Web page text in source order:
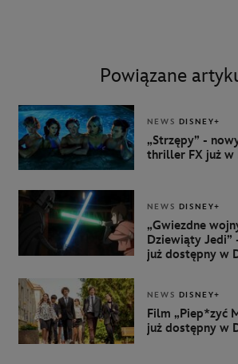
Powiązane
NEWS DISNEY+
„Strzępy” -
thriller FX już w
NEWS DISNEY+
„Gwiezdne
Dziewiąty Jedi” - serial anime
już dostępny w
NEWS DISNEY+
Film „Piep*zyć
już dostępny w